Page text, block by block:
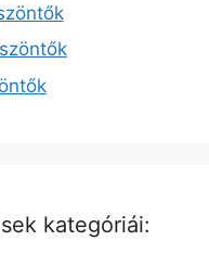
kategóriái: